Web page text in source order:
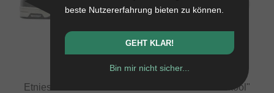
Etnies "Serin Michelin"
Vans "BMX Old Skool"
beste Nutzererfahrung bieten zu können.
GEHT KLAR!
Bin mir nicht sicher...